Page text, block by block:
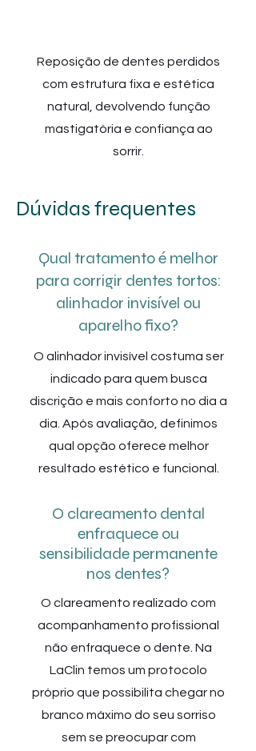
Reposição de dentes perdidos
com estrutura fixa e estética
natural, devolvendo função
mastigatória e confiança ao
sorrir.
Dúvidas frequentes
Qual tratamento é melhor
para corrigir dentes tortos:
alinhador invisível ou
aparelho fixo?
O alinhador invisível costuma ser
indicado para quem busca
discrição e mais conforto no dia a
dia. Após avaliação, definimos
qual opção oferece melhor
resultado estético e funcional.
O clareamento dental
enfraquece ou
sensibilidade permanente
nos dentes?
O clareamento realizado com
acompanhamento profissional
não enfraquece o dente. Na
LaClin temos um protocolo
próprio que possibilita chegar no
branco máximo do seu sorriso
sem se preocupar com